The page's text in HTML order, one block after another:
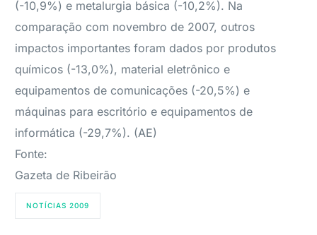
(-10,9%) e metalurgia básica (-10,2%). Na
comparação com novembro de 2007, outros
impactos importantes foram dados por produtos
químicos (-13,0%), material eletrônico e
equipamentos de comunicações (-20,5%) e
máquinas para escritório e equipamentos de
informática (-29,7%). (AE)
Fonte:
Gazeta de Ribeirão
NOTÍCIAS 2009